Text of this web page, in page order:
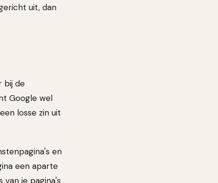
uit, dan
bij de
Google wel
losse zin uit
en
een aparte
je pagina's